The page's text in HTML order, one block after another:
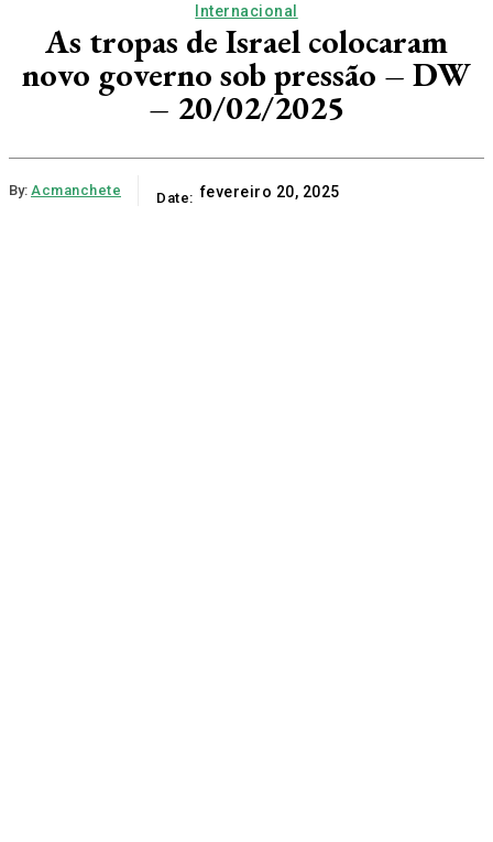
Internacional
As tropas de Israel colocaram
novo governo sob pressão – DW
– 20/02/2025
By: Acmanchete Date: fevereiro 20, 2025